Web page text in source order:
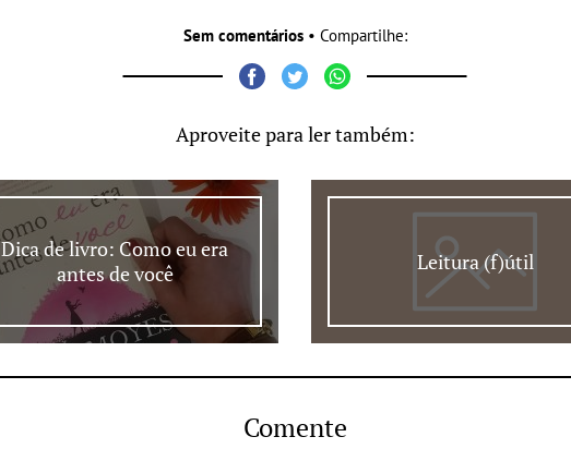
Sem comentários• Compartilhe:
Aproveite para ler também:
Dica de livro: Como eu era
antes de você
Leitura (f)útil
Comente